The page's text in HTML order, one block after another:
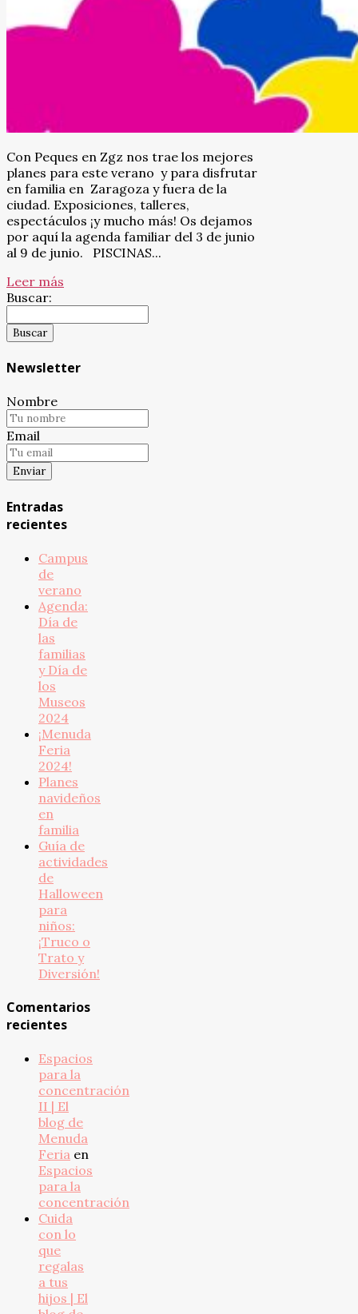
Con Peques en Zgz nos trae los mejores
planes para este verano y para disfrutar
en familia en Zaragoza y fuera de la
ciudad. Exposiciones, talleres,
espectáculos ¡y mucho más! Os dejamos
por aquí la agenda familiar del 3 de junio
al 9 de junio. PISCINAS...
Leer más
Buscar:
Newsletter
Nombre
Email
Entradas
recientes
Campus
de
verano
Agenda:
Día de
las
familias
y Día de
los
Museos
2024
¡Menuda
Feria
2024!
Planes
navideños
en
familia
Guía de
actividades
de
Halloween
para
niños:
¡Truco o
Trato y
Diversión!
Comentarios
recientes
Espacios
para la
concentración
II | El
blog de
Menuda
Feria en
Espacios
para la
concentración
Cuida
con lo
que
regalas
a tus
hijos | El